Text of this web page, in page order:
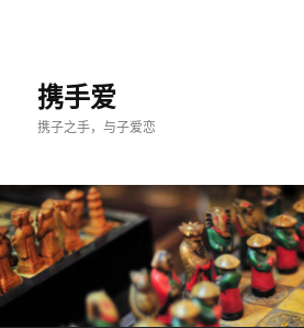
携手爱
携子之手，与子爱恋